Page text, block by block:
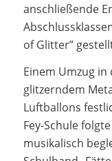
anschließende
of Glitter”
Einem Umzug
glitzerndem
Luftballons
Fey-Schule
musikalisch